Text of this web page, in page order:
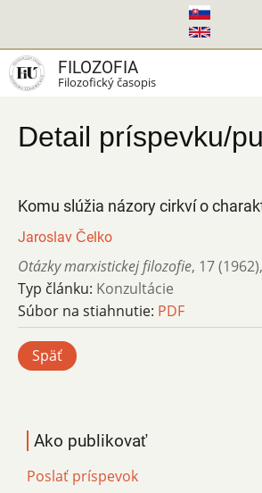
hlavný
obsah
FILOZOFIA
Filozofický časopis
Detail príspevku/
Komu slúžia názory cirkví o
Jaroslav Čelko
Otázky marxistickej filozofie, 17 (1962),
Typ článku: Konzultácie
Súbor na stiahnutie: PDF
Späť
Ako publikovať
Poslať príspevok